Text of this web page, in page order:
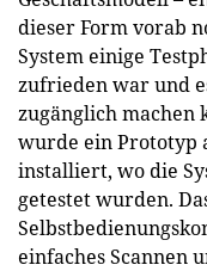
dieser Form vorab
System einige
zufrieden war und
zugänglich
wurde ein Prototyp
installiert, wo die
getestet wurden.
einfaches Scannen